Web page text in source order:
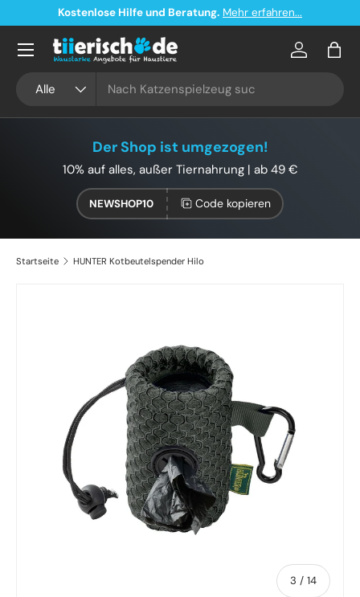
Direkt zum Inhalt
Kostenlose Hilfe und Beratung. Mehr erfahren...
Alle
Konto
Der Shop ist umgezogen!
10% auf alles, außer Tiernahrung | ab 49 €
NEWSHOP10 Code kopieren
Startseite HUNTER Kotbeutelspender Hilo
3 / von
14